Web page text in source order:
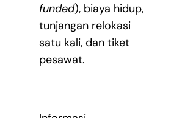
funded), biaya hidup,
tunjangan relokasi
satu kali, dan tiket
pesawat.